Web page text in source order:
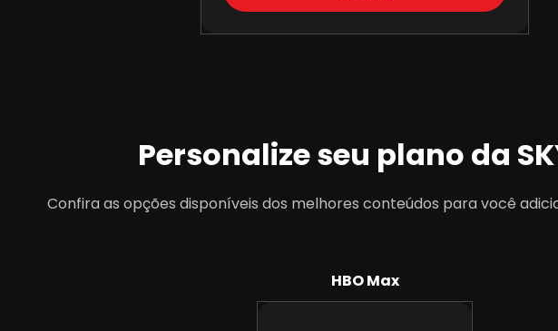
Personalize seu plano da
Confira as opções disponíveis dos melhores conteúdos para você
HBO Max